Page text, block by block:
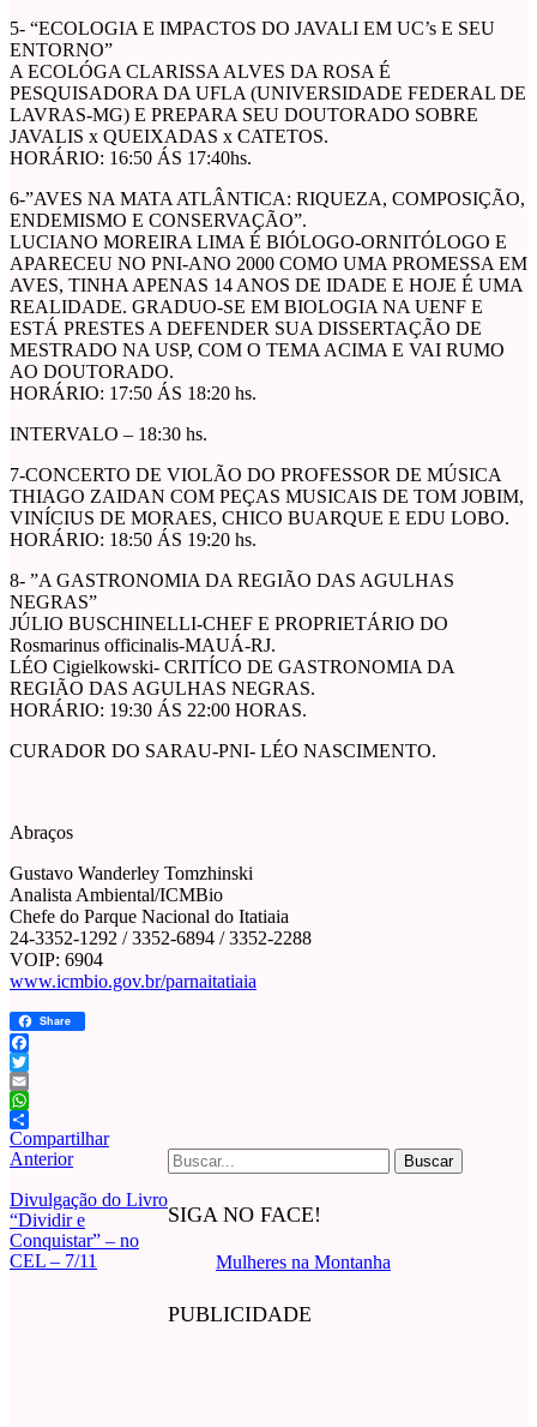
5- “ECOLOGIA E IMPACTOS DO JAVALI EM UC’s E SEU
ENTORNO”
A ECOLÓGA CLARISSA ALVES DA ROSA É
PESQUISADORA DA UFLA (UNIVERSIDADE FEDERAL DE
LAVRAS-MG) E PREPARA SEU DOUTORADO SOBRE
JAVALIS x QUEIXADAS x CATETOS.
HORÁRIO: 16:50 ÁS 17:40hs.
6-”AVES NA MATA ATLÂNTICA: RIQUEZA, COMPOSIÇÃO,
ENDEMISMO E CONSERVAÇÃO”.
LUCIANO MOREIRA LIMA É BIÓLOGO-ORNITÓLOGO E
APARECEU NO PNI-ANO 2000 COMO UMA PROMESSA EM
AVES, TINHA APENAS 14 ANOS DE IDADE E HOJE É UMA
REALIDADE. GRADUO-SE EM BIOLOGIA NA UENF E
ESTÁ PRESTES A DEFENDER SUA DISSERTAÇÃO DE
MESTRADO NA USP, COM O TEMA ACIMA E VAI RUMO
AO DOUTORADO.
HORÁRIO: 17:50 ÁS 18:20 hs.
INTERVALO – 18:30 hs.
7-CONCERTO DE VIOLÃO DO PROFESSOR DE MÚSICA
THIAGO ZAIDAN COM PEÇAS MUSICAIS DE TOM JOBIM,
VINÍCIUS DE MORAES, CHICO BUARQUE E EDU LOBO.
HORÁRIO: 18:50 ÁS 19:20 hs.
8- ”A GASTRONOMIA DA REGIÃO DAS AGULHAS
NEGRAS”
JÚLIO BUSCHINELLI-CHEF E PROPRIETÁRIO DO
Rosmarinus officinalis-MAUÁ-RJ.
LÉO Cigielkowski- CRITÍCO DE GASTRONOMIA DA
REGIÃO DAS AGULHAS NEGRAS.
HORÁRIO: 19:30 ÁS 22:00 HORAS.
CURADOR DO SARAU-PNI- LÉO NASCIMENTO.
Abraços
Gustavo Wanderley Tomzhinski
Analista Ambiental/ICMBio
Chefe do Parque Nacional do Itatiaia
24-3352-1292 / 3352-6894 / 3352-2288
VOIP: 6904
www.icmbio.gov.br/parnaitatiaia
Share
Facebook
Twitter
Email
WhatsApp
Compartilhar
Buscar
por:
SIGA NO FACE!
Mulheres na Montanha
PUBLICIDADE
Anterior
Divulgação do Livro
“Dividir e
Conquistar” – no
CEL – 7/11